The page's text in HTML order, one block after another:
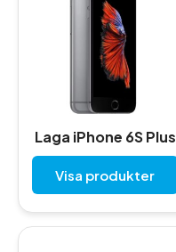
Laga iPhone 6S Plus
Visa produkter